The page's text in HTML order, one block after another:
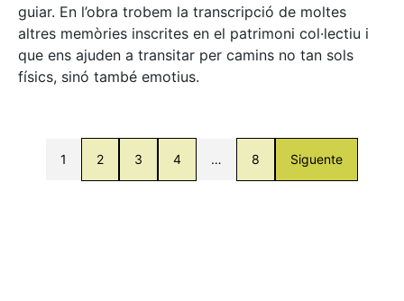
guiar. En l’obra trobem la transcripció de moltes
altres memòries inscrites en el patrimoni col·lectiu i
que ens ajuden a transitar per camins no tan sols
físics, sinó també emotius.
1 2 3 4 … 8 Siguente